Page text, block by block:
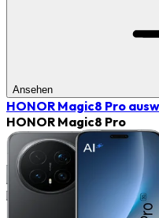
Ansehen
HONOR Magic8 Pro
HONOR Magic8 Pro